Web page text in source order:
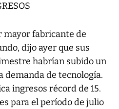
mayor fabricante de
dijo ayer que sus
habrían subido un
demanda de tecnología.
ingresos récord de 15.
para el período de julio